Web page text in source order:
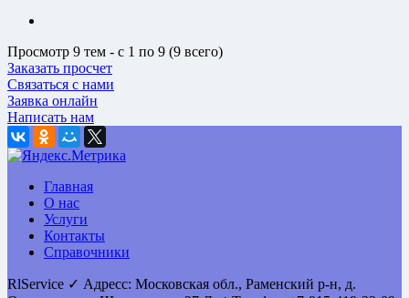
Просмотр 9 тем - с 1 по 9 (9 всего)
Заказать просчет
Связаться с нами
Заявка онлайн
Написать нам
Главная
О нас
Услуги
Контакты
Справочники
RlService ✓ Адресс: Московская обл., Раменский р-н, д.